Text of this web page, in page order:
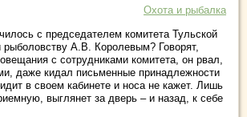
Охота и рыбалка
с председателем комитета Тульской
рыболовству А.В. Королевым? Говорят,
с сотрудниками комитета, он рвал,
даже кидал письменные принадлежности
в своем кабинете и носа не кажет. Лишь
выглянет за дверь – и назад, к себе